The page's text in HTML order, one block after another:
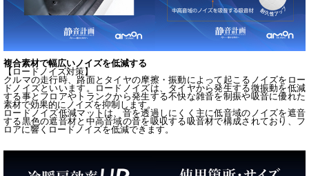
複合素材で幅広いノイズを低減する
【ロードノイズ対策】
クルマの走行時、路面とタイヤの摩擦・振動によって起こるノイズをロー
ドノイズといいます。ロードノイズは、タイヤから発生する微振動を低減
する事とフロアやトランクから発生する不快な雑音を制振や吸音に優れた
素材で効果的にノイズを抑制します。
ロードノイズ低減マットは、音を透過しにくく主に低音域のノイズを遮音
する黒色の遮音材と中高音域の音を吸収する吸音材で構成されており、フ
ロアに響くロードノイズを低減できます。